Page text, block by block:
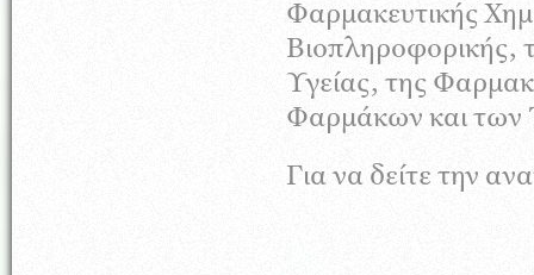
Φαρμακευτικής
Βιοπληροφορικής,
Υγείας, της
Φαρμάκων και των
Για να δείτε την